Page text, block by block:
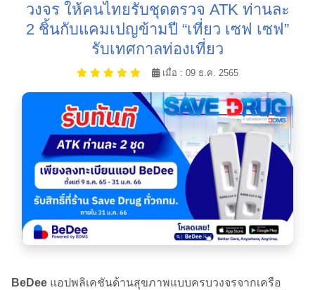
วงจร ให้คนไทยรับชุดตรวจ ATK ท่านละ
2 ชิ้นกับแคมเปญข้ามปี “เที่ยว เซฟ เซฟ”
รับเทศกาลท่องเที่ยว
เมื่อ : 09 ธ.ค. 2565
BeDee แอปพลิเคชันด้านสุขภาพแบบครบวงจรจากเครือ